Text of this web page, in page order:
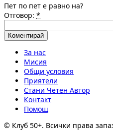
Пет по пет е равно на?
Отговор: *
За нас
Мисия
Общи условия
Приятели
Стани Четен Автор
Контакт
Помощ
© Клуб 50+. Всички права